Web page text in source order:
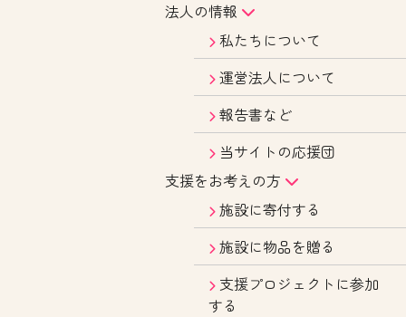
法人の情報
私たちについて
運営法人について
報告書など
当サイトの応援団
支援をお考えの方
施設に寄付する
施設に物品を贈る
支援プロジェクトに参加
する